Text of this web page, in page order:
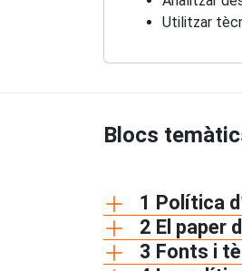
Utilitzar
Blocs
1 Política
2 El paper
3 Fonts i